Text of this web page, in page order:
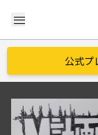
menu
公式プ